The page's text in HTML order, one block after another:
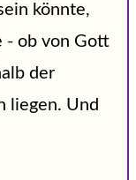
könnte,
- ob von Gott
der
liegen. Und